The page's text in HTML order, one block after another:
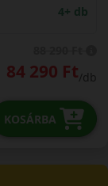
4+ db
84 290 Ft/db
KOSÁRBA